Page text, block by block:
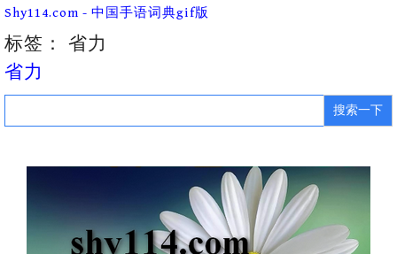
Skip
content
Shy114.com - 中国手语词典gif版
标签： 省力
省力
Search